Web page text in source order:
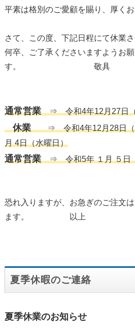
平素は格別のご愛顧を賜り、厚くお
さて、この度、下記日程にて休業さ
何卒、ご了承くださいますようお
す。 敬具
通常営業⇒ 令和4年12月27日（
休業⇒ 令和4年12月28日（水
月 4日（水曜日）
通常営業⇒ 令和5年 １月 ５日
恐れ入りますが、お急ぎのご注文
ます。 以上
夏季休暇のご連絡
夏季休業のお知らせ